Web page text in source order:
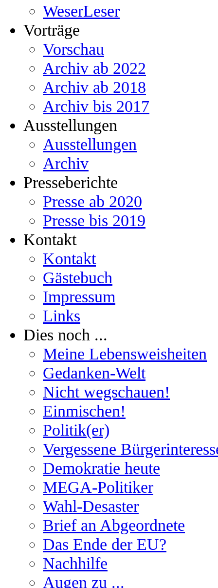
WeserLeser
Vorträge
Vorschau
Archiv ab 2022
Archiv ab 2018
Archiv bis 2017
Ausstellungen
Ausstellungen
Archiv
Presseberichte
Presse ab 2020
Presse bis 2019
Kontakt
Kontakt
Gästebuch
Impressum
Links
Dies noch ...
Meine Lebensweisheiten
Gedanken-Welt
Nicht wegschauen!
Einmischen!
Politik(er)
Vergessene
Demokratie heute
MEGA-Politiker
Wahl-Desaster
Brief an Abgeordnete
Das Ende der EU?
Nachhilfe
Augen zu ...